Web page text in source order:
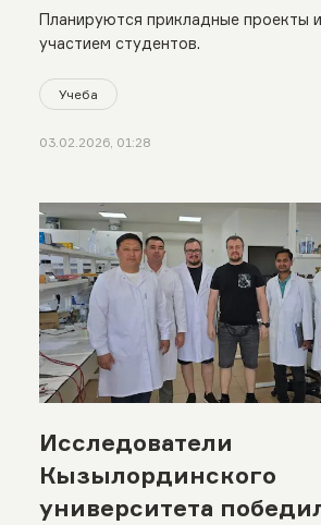
Планируются прикладные проекты
участием студентов.
Учеба
03.02.2026, 01:28
Исследователи
Кызылординского
университета